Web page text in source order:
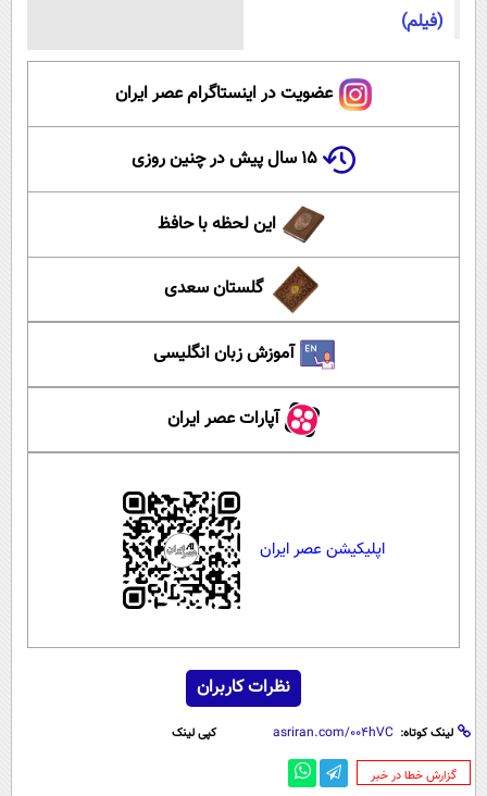
(فیلم)
عضویت در اینستاگرام عصر ایران
۱۵ سال پیش در چنین روزی
این لحظه با حافظ
گلستان سعدی
آموزش زبان انگلیسی
آپارات عصر ایران
اپلیکیشن عصر ایران
نظرات کاربران
لینک کوتاه: کپی لینک
‌گزارش خطا در خبر